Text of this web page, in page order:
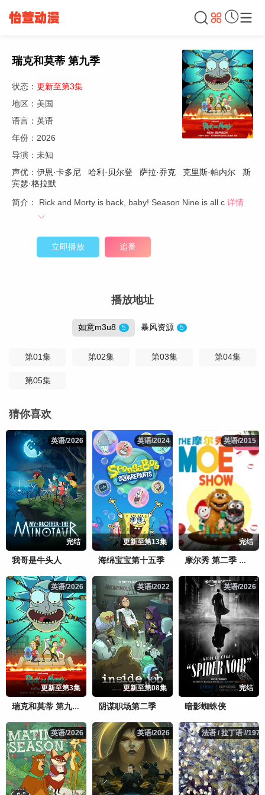
瑞克和莫蒂 第九季
状态： 更新至第3集
地区：美国
语言：英语
年份：2026
导演：未知
声优： 伊恩·卡多尼 哈利·贝尔登 萨拉·乔克 克里斯·帕内尔
斯
宾瑟·格拉默
简介：
Rick and Morty is back, baby! Season Nine is all c 详情
立即播放 追番
播放地址
如意m3u8 5 暴风资源 5
第01集 第02集 第03集 第04集
第05集
猜你喜欢
英语/2026
英语/2026
完结
我哥是牛头人
英语/2024
英语/2024
更新至第13集
海绵宝宝第十五季
英语/2015
英语/2015
完结
摩尔秀 第二季 中文配音
英语/2026
英语/2026
更新至第3集
瑞克和莫蒂 第九季
英语/2022
英语/2022
更新至第08集
阴谋职场第二季
英语/2026
英语/2026
完结
暗影蜘蛛侠
英语/2026
英语/2026 英语/2026
英语/2026 法语 / 拉丁语 //1971
法语 / 拉丁语 //1971